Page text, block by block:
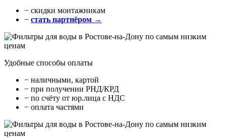
− cкидки монтажникам
− стать партнёром →
Удобные способы оплаты
− наличными, картой
− при получении РНД/КРД
− по счёту от юр.лица с НДС
− оплата частями